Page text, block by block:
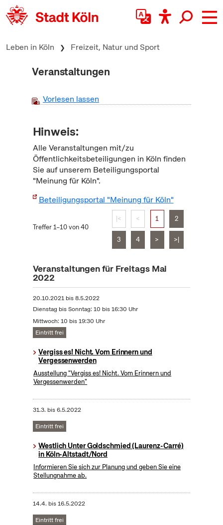
zum Inhalt springen
Leben in Köln Freizeit, Natur und Sport
Veranstaltungen
Vorlesen lassen
Hinweis:
Alle Veranstaltungen mit/zu
Öffentlichkeitsbeteiligungen in Köln finden
Sie auf unserem Beteiligungsportal
"Meinung für Köln".
Beteiligungsportal "Meinung für Köln"
Treffer 1–10 von 40
|< < 1 2
3 4 > >|
Veranstaltungen für Freitags Mai
2022
20.10.2021bis8.5.2022
Dienstag bis Sonntag: 10 bis 16:30 Uhr
Mittwoch: 10 bis 19:30 Uhr
Eintritt frei
Vergiss es! Nicht. Vom Erinnern und
Vergessenwerden
Ausstellung "Vergiss es! Nicht. Vom Erinnern und
Vergessenwerden"
31.3. bis6.5.2022
Eintritt frei
Westlich Unter Goldschmied (Laurenz-Carré)
in Köln-Altstadt/Nord
Informieren Sie sich zur Planung und geben Sie eine
Stellungnahme ab.
14.4. bis16.5.2022
Eintritt frei